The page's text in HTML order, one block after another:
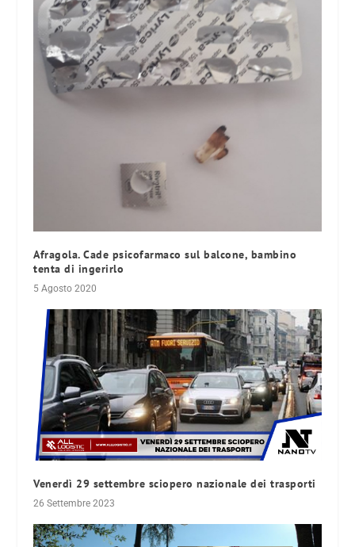
Afragola. Cade psicofarmaco sul balcone, bambino
tenta di ingerirlo
5 Agosto 2020
Venerdì 29 settembre sciopero nazionale dei trasporti
26 Settembre 2023